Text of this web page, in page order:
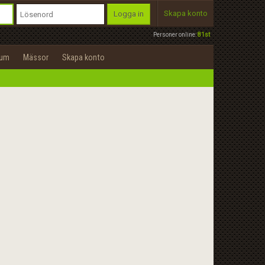
Personer online:81st
Logga in Skapa konto
Mässor Skapa konto